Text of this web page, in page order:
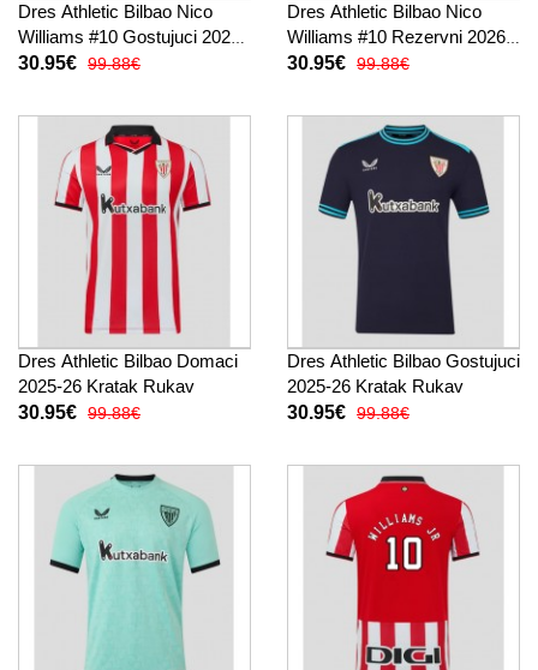
Dres Athletic Bilbao Nico
Williams #10 Gostujuci 2026-
27 Kratak Rukav
30.95€ 99.88€
Dres Athletic Bilbao Nico
Williams #10 Rezervni 2026-
27 Kratak Rukav
30.95€ 99.88€
Dres Athletic Bilbao Domaci
2025-26 Kratak Rukav
30.95€ 99.88€
Dres Athletic Bilbao Gostujuci
2025-26 Kratak Rukav
30.95€ 99.88€